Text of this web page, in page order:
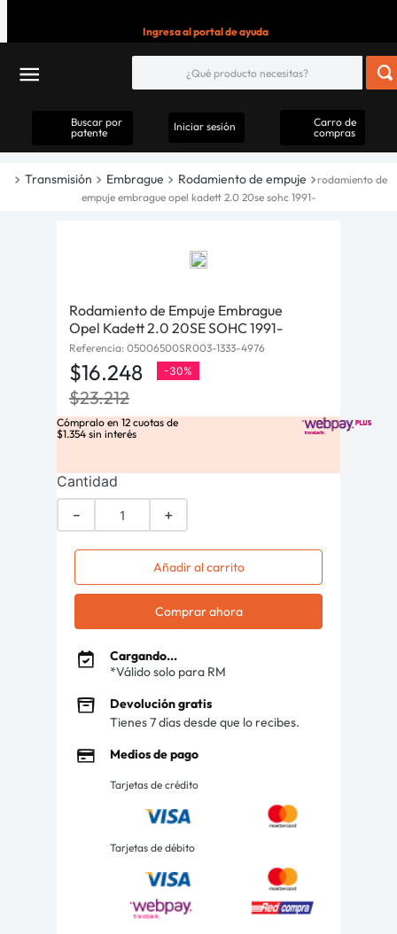
Ingresa al portal de ayuda
Buscar por
patente
Iniciar sesión
Carro de
compras
Transmisión Embrague Rodamiento de empuje
rodamiento de
empuje embrague opel kadett 2.0 20se sohc 1991-
Rodamiento de Empuje Embrague
Opel Kadett 2.0 20SE SOHC 1991-
Referencia: 05006500SR003-1333-4976
$16.248 -30%
$23.212
Cómpralo en 12 cuotas de
$1.354 sin interés
Cantidad
＋
－
Añadir al carrito
Comprar ahora
Cargando...
*Válido solo para RM
Devolución gratis
Tienes 7 días desde que lo recibes.
Medios de pago
Tarjetas de crédito
Tarjetas de débito